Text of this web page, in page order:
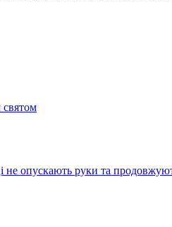
святом
не опускають руки та